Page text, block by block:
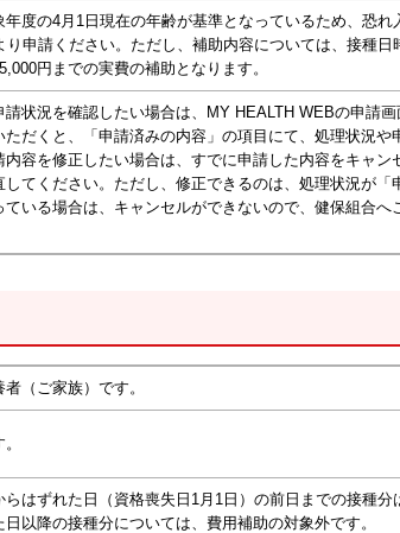
度の4月1日現在の年齢が基準となっているため、恐れ
り申請ください。ただし、補助内容については、接種日
円までの実費の補助となります。
状況を確認したい場合は、MY HEALTH WEBの申請画
ただくと、「申請済みの内容」の項目にて、処理状況や
容を修正したい場合は、すでに申請した内容をキャン
てください。ただし、修正できるのは、処理状況が「
ている場合は、キャンセルができないので、健保組合へ
（ご家族）です。
はずれた日（資格喪失日1月1日）の前日までの接種分
以降の接種分については、費用補助の対象外です。